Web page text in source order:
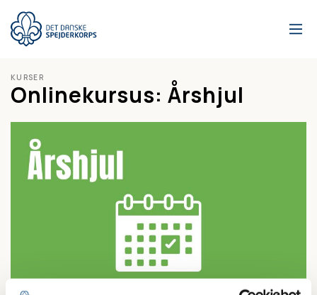
hovedindhold
KURSER
Onlinekursus: Årshjul